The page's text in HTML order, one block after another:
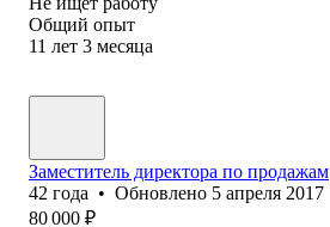
Общий опыт
11 лет 3 месяца
Заместитель директора по продажам
42 года • Обновлено 5 апреля 2017
80 000 ₽